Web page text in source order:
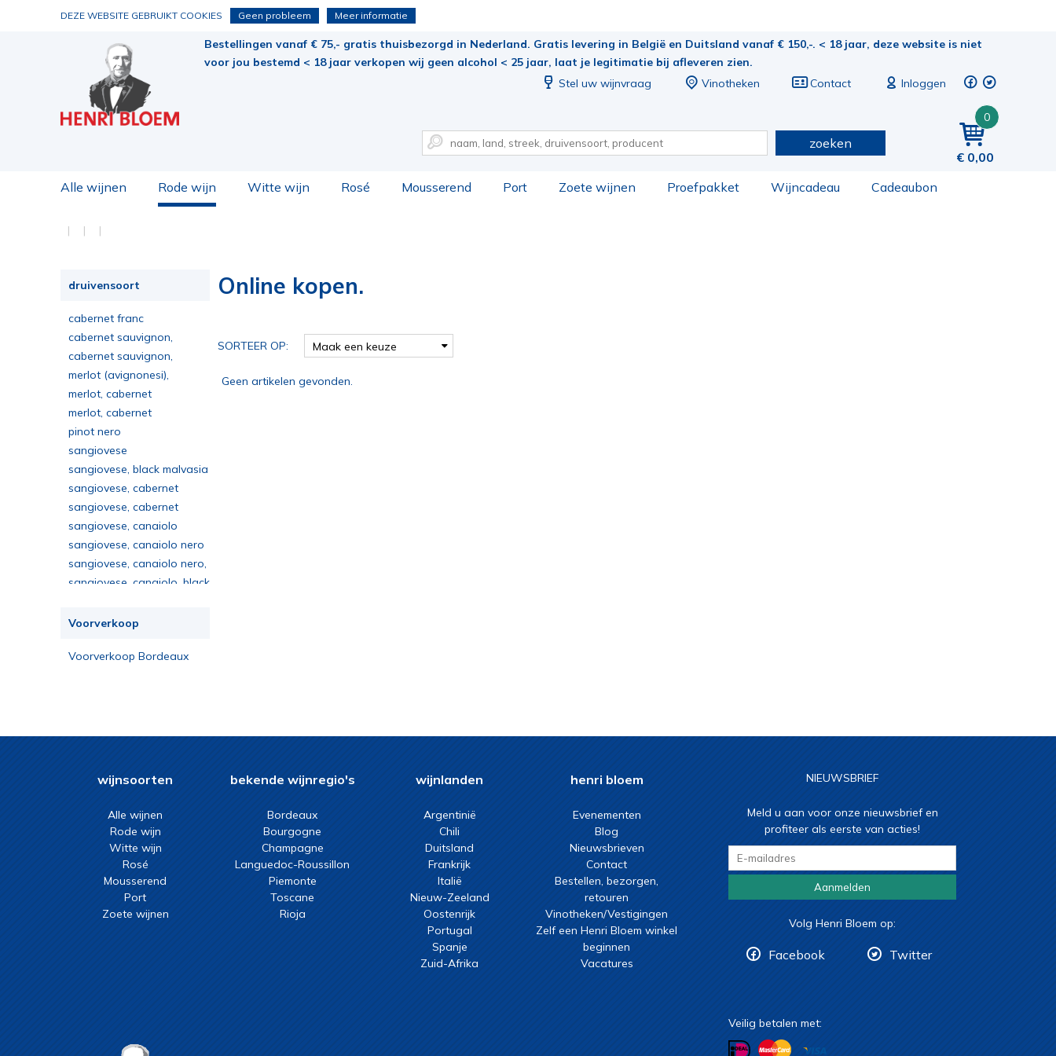
DEZE WEBSITE GEBRUIKT COOKIES Geen probleem Meer informatie
Bestellingen vanaf € 75,- gratis thuisbezorgd in Nederland. Gratis levering in België en Duitsland vanaf € 150,-. < 18 jaar, deze website is niet
voor jou bestemd < 18 jaar verkopen wij geen alcohol < 25 jaar, laat je legitimatie bij afleveren zien.
Stel uw wijnvraag
Vinotheken Contact Inloggen
0
0,00
zoeken
Alle wijnen Rode wijn Witte wijn Rosé Mousserend Port Zoete wijnen Proefpakket Wijncadeau Cadeaubon
druivensoort
cabernet franc
cabernet sauvignon,
merlot, petit verdot, syrah
cabernet sauvignon,
merlot, syrah, sangiovese
merlot (avignonesi),
sangiovese (capannelle)
merlot, cabernet
sauvignon, cabernet franc
merlot, cabernet
sauvignon, petit verdot
pinot nero
sangiovese
sangiovese, black malvasia
sangiovese, cabernet
sauvignon, merlot
sangiovese, cabernet
sauvignon, syrah, merlot
sangiovese, canaiolo
sangiovese, canaiolo nero
sangiovese, canaiolo nero,
merlot
sangiovese, canaiolo, black
ciliegiolo
sangiovese, malvasia nera
sangiovese, merlot,
Voorverkoop
Voorverkoop Bordeaux
Online kopen.
SORTEER OP: Maak een keuze
Geen artikelen gevonden.
wijnsoorten
Alle wijnen
Rode wijn
Witte wijn
Rosé
Mousserend
Port
Zoete wijnen
bekende wijnregio's
Bordeaux
Bourgogne
Champagne
Languedoc-Roussillon
Piemonte
Toscane
Rioja
wijnlanden
Argentinië
Chili
Duitsland
Frankrijk
Italië
Nieuw-Zeeland
Oostenrijk
Portugal
Spanje
Zuid-Afrika
henri bloem
Evenementen
Blog
Nieuwsbrieven
Contact
Bestellen, bezorgen,
retouren
Vinotheken/Vestigingen
Zelf een Henri Bloem winkel
beginnen
Vacatures
NIEUWSBRIEF
Meld u aan voor onze nieuwsbrief en
profiteer als eerste van acties!
Aanmelden
Volg Henri Bloem op:
Facebook Twitter
Veilig betalen met: